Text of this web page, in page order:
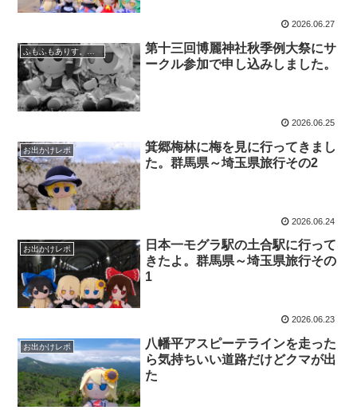
2026.06.27
ふもふもありす。のいる風景
第十三回博麗神社秋季例大祭にサ
ークル参加で申し込みしました。
2026.06.25
お出かけレポ
箕郷梅林に梅を見に行ってきまし
た。群馬県～埼玉県旅行その2
2026.06.24
お出かけレポ
日本一モグラ駅の土合駅に行って
きたよ。群馬県～埼玉県旅行その
1
2026.06.23
お出かけレポ
八幡平アスピーテラインを走った
ら気持ちいい道路だけどクマが出
た